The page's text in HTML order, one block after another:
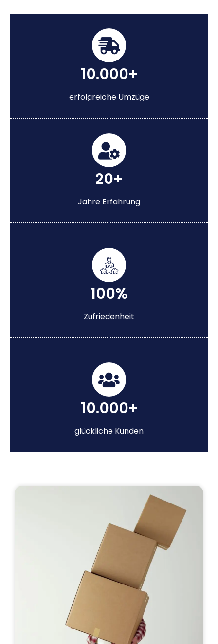
10.000+
erfolgreiche Umzüge
20+
Jahre Erfahrung
100%
Zufriedenheit
10.000+
glückliche Kunden